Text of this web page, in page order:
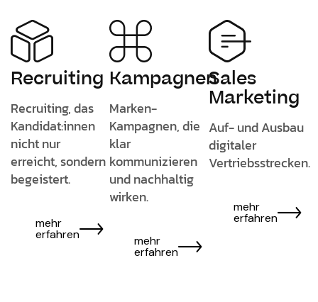
Recruiting
Recruiting, das
Kandidat:innen
nicht nur
erreicht, sondern
begeistert.
mehr
erfahren
Kampagnen
Marken-
Kampagnen, die
klar
kommunizieren
und nachhaltig
wirken.
mehr
erfahren
Sales
Marketing
Auf- und Ausbau
digitaler
Vertriebsstrecken.
mehr
erfahren